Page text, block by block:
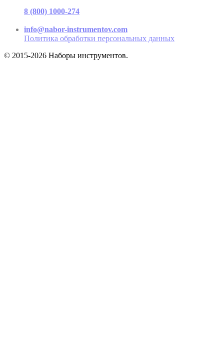
8 (800) 1000-274
info@nabor-instrumentov.com
Политика обработки персональных данных
© 2015-2026 Наборы инструментов.